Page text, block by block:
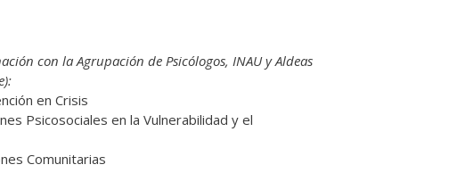
con la Agrupación de Psicólogos, INAU y Aldeas
en Crisis
Psicosociales en la Vulnerabilidad y el
Comunitarias